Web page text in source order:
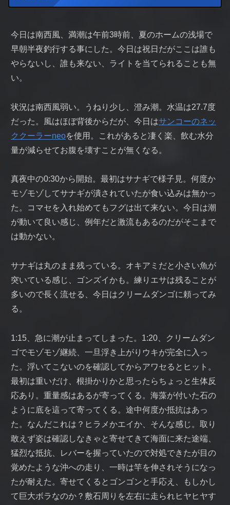
今日は南西風、満潮は午前3時前、夏のホームの浅場で
早朝半夜釣行する事にした。今日は祝日だがここは誰も
やらないし、誰も来ない、ライトを当てられることも無
い。
状況は南西風弱い。うねり少し、澄み潮。水温は27.7度
だった。風はほぼ背後からだが、今日はサンコーのネッ
ククーラーneoを使用。これがあると凄く楽、飲む水分
量が減らせてお腹を壊すことが無くなる。
真夜中の0:30から開始。最初はサナギで様子見。何度か
モゾモゾしてサナギが潰されていたが食い込みは無かっ
た。コマセを入れ始めてもフグは出て来ない。今日は潮
が動いて良い感じ、例年だと激流もあるのだがそこまで
は動かない。
サナギは丸のまま残っている。オキアミだと小さい魚が
突いている感じ、ゴンズイかも。練りエサは残ることが
多いので長く流せる、今日はクリームダンゴに頼ってみ
る。
1:15、急に潮が止まってしまった。1:20、クリームダン
ゴでモゾモゾ継続、一旦浮き上がりウキが完全に入っ
た。浮いてこないのを確認してからアワセるとヒット。
最初は重いだけ、根掛かりかと思ったらちょっと生体反
応あり。重量感はあるが寄ってくる。海藻が付いた石の
ように底を這って寄ってくる。途中何度か抵抗はあっ
た。なんだこれは？ヒラメかエイか、そんな感じ。取り
敢えず姿は確認しなきゃと寄せてきて海面に来た途端、
猛烈な抵抗、レバーを握っていたので対処できたが目の
覚めたような沖への走り、一時は竿を伸されそうになっ
たが耐えた。寄せてくるとゴンゴンと手応え、もしかし
て巨大ボラなのか？敷石周りを左右に走られヒヤヒヤす